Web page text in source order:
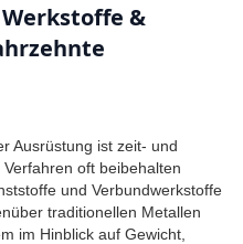
&
Ausrüstung ist zeit- und
oft beibehalten
und Verbundwerkstoffe
traditionellen Metallen
im Hinblick auf Gewicht,